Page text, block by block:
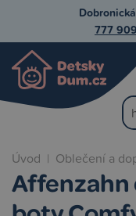
777
Úvod | Oblečení a